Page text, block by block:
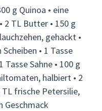
g Quinoa • eine
TL Butter • 150 g
gehackt •
• 1 Tasse
Tasse Sahne • 100 g
halbiert • 2
TL frische Petersilie,
Geschmack